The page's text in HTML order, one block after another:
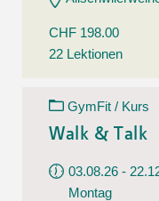
CHF 198.00
22 Lektionen
GymFit / Kurs
Walk & Talk
03.08.26 -
Montag